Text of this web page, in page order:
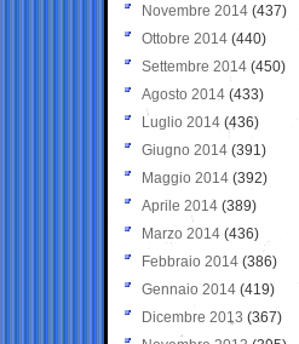
Novembre 2014 (437)
Ottobre 2014 (440)
Settembre 2014 (450)
Agosto 2014 (433)
Luglio 2014 (436)
Giugno 2014 (391)
Maggio 2014 (392)
Aprile 2014 (389)
Marzo 2014 (436)
Febbraio 2014 (386)
Gennaio 2014 (419)
Dicembre 2013 (367)